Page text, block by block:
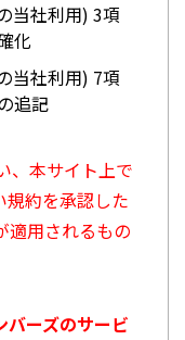
当社利用) 3項
化
当社利用) 7項
追記
、本サイト上で
規約を承認した
適用されるもの
バーズのサービ